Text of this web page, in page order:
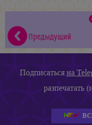
Предыдущий
Подписатьсяна
разпечатать